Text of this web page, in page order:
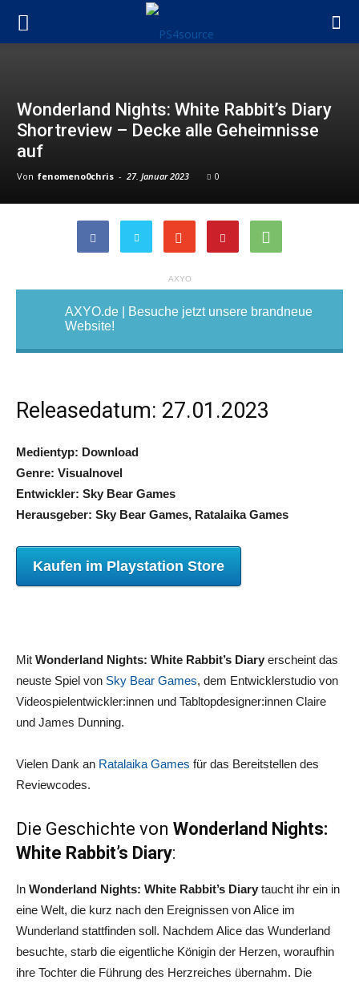
Wonderland Nights: White Rabbit’s Diary
Shortreview – Decke alle Geheimnisse
auf
Von fenomeno0chris - 27. Januar 2023 0
AXYO
AXYO.de | Besuche jetzt unsere brandneue
Website!
Releasedatum: 27.01.2023
Medientyp: Download
Genre: Visualnovel
Entwickler: Sky Bear Games
Herausgeber: Sky Bear Games, Ratalaika Games
Kaufen im Playstation Store
Mit Wonderland Nights: White Rabbit’s Diary erscheint das
neuste Spiel von Sky Bear Games, dem Entwicklerstudio von
Videospielentwickler:innen und Tabltopdesigner:innen Claire
und James Dunning.
Vielen Dank an Ratalaika Games für das Bereitstellen des
Reviewcodes.
Die Geschichte von Wonderland Nights:
White Rabbit’s Diary:
In Wonderland Nights: White Rabbit’s Diary taucht ihr ein in
eine Welt, die kurz nach den Ereignissen von Alice im
Wunderland stattfinden soll. Nachdem Alice das Wunderland
besuchte, starb die eigentliche Königin der Herzen, woraufhin
ihre Tochter die Führung des Herzreiches übernahm. Die